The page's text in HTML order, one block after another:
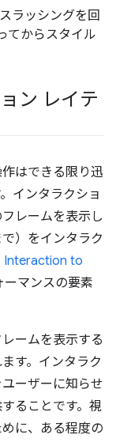
ラッシングを回
てからスタイル
ン レイテ
はできる限り迅
インタラクショ
レームを表示し
）をインタラク
Interaction to
マンスの要素
ームを表示する
す。インタラク
ーザーに知らせ
ることです。視
に、ある程度の